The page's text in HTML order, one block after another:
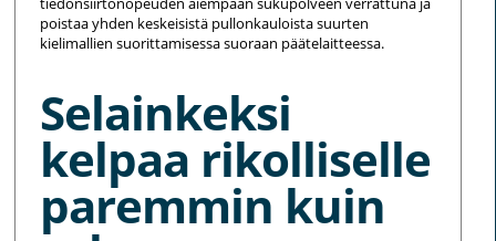
poistaa yhden keskeisistä pullonkauloista suurten
kielimallien suorittamisessa suoraan päätelaitteessa.
Selainkeksi
kelpaa rikolliselle
paremmin kuin